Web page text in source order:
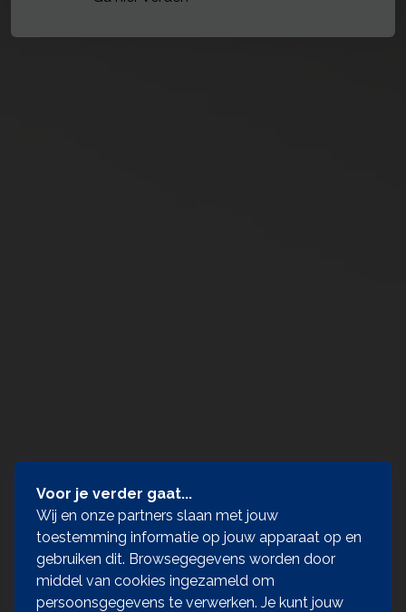
Voor je verder gaat...
Wij en onze partners slaan met jouw
toestemming informatie op jouw apparaat op en
gebruiken dit. Browsegegevens worden door
middel van cookies ingezameld om
persoonsgegevens te verwerken. Je kunt jouw